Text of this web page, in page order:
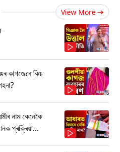
View More
কাগজেৰে কিয়
নাম কেনেকৈ
প্ৰক্ৰিয়া...